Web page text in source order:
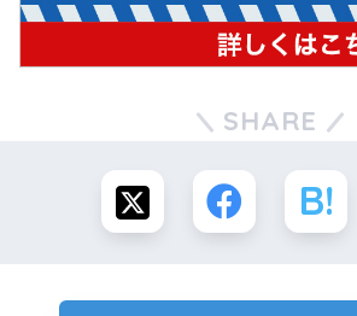
SHARE